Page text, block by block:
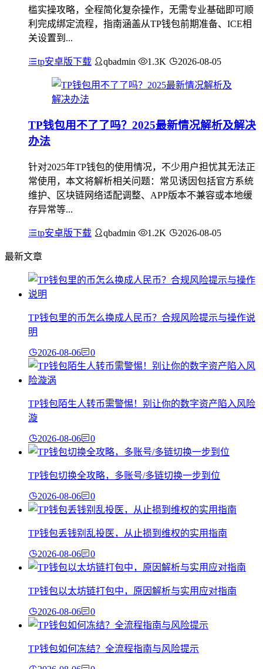
槛实操攻略，全程简化复杂操作，无需专业基础即可顺
利完成绑定流程，指南涵盖从TP钱包前期准备、ICE相
关设置到...
tp安卓版下载 qbadmin 1.3K 2026-08-05
TP钱包用不了了吗？2025最新情况解析及解决
办法
针对2025年TP钱包的使用情况，不少用户担忧其无法正
常使用，本文将解析相关问题：常见诱因包括官方系统
维护、区块链网络适配调整、APP版本不兼容或本地缓
存异常等...
tp安卓版下载 qbadmin 1.2K 2026-08-05
最新文章
TP钱包里的币怎么换成人民币？合规风险提示与操作说
明
2026-08-06 0
TP钱包陌生人转币需警惕！别让你的数字资产陷入风险
漩
2026-08-06 0
TP钱包切换全攻略，多账号/多链切换一步到位
2026-08-06 0
TP钱包丢钱别乱投医，从止损到维权的实用指南
2026-08-06 0
TP钱包以太坊链打包中，原因解析与实用应对指南
2026-08-06 0
TP钱包如何冻结？全流程指南与风险提示